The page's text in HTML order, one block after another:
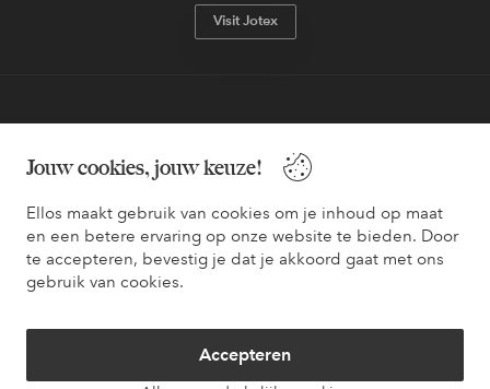
Jouw cookies, jouw keuze!
Ellos maakt gebruik van cookies om je inhoud op maat
en een betere ervaring op onze website te bieden. Door
te accepteren, bevestig je dat je akkoord gaat met ons
gebruik van cookies.
Accepteren
Visit Jotex
Wil je meer weten over
onze betaalopties
Facebook Instagram Pinterest Youtube